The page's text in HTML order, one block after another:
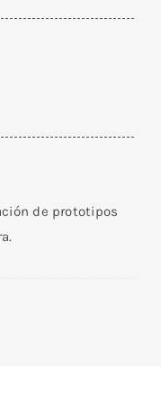
de prototipos